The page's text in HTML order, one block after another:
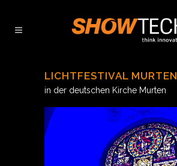
LICHTFESTIVAL MURTEN
in der deutschen Kirche Murten